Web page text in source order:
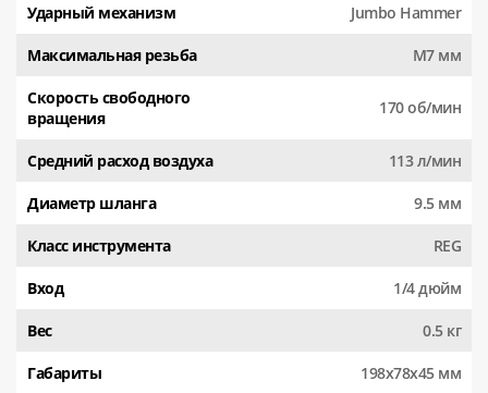
Ударный механизм Jumbo Hammer
Максимальная резьба M7 мм
Скорость свободного
вращения
170 об/мин
Средний расход воздуха 113 л/мин
Диаметр шланга 9.5 мм
Класс инструмента REG
Вход 1/4 дюйм
Вес 0.5 кг
Габариты 198х78х45 мм